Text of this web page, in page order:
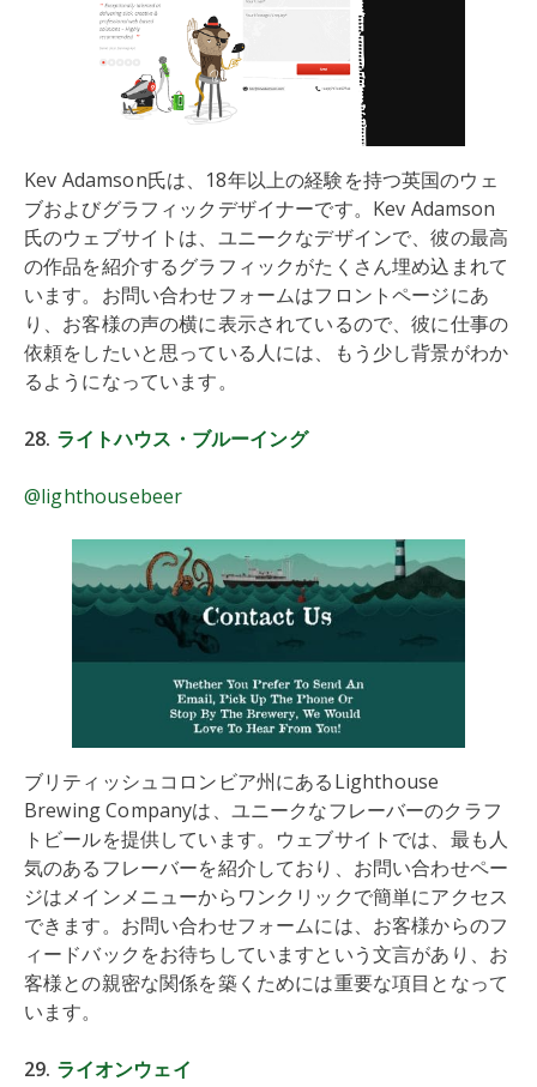
Kev Adamson氏は、18年以上の経験を持つ英国のウェ
ブおよびグラフィックデザイナーです。Kev Adamson
氏のウェブサイトは、ユニークなデザインで、彼の最高
の作品を紹介するグラフィックがたくさん埋め込まれて
います。お問い合わせフォームはフロントページにあ
り、お客様の声の横に表示されているので、彼に仕事の
依頼をしたいと思っている人には、もう少し背景がわか
るようになっています。
28. ライトハウス・ブルーイング
@lighthousebeer
ブリティッシュコロンビア州にあるLighthouse
Brewing Companyは、ユニークなフレーバーのクラフ
トビールを提供しています。ウェブサイトでは、最も人
気のあるフレーバーを紹介しており、お問い合わせペー
ジはメインメニューからワンクリックで簡単にアクセス
できます。お問い合わせフォームには、お客様からのフ
ィードバックをお待ちしていますという文言があり、お
客様との親密な関係を築くためには重要な項目となって
います。
29. ライオンウェイ